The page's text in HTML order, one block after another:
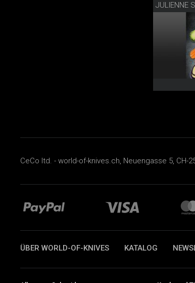
JULIENNE
CeCo ltd. - world-of-knives.ch, Neuengasse 5, CH-
ÜBER WORLD-OF-KNIVES KATALOG